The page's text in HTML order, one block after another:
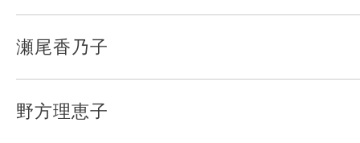
瀬尾香乃子
野方理恵子